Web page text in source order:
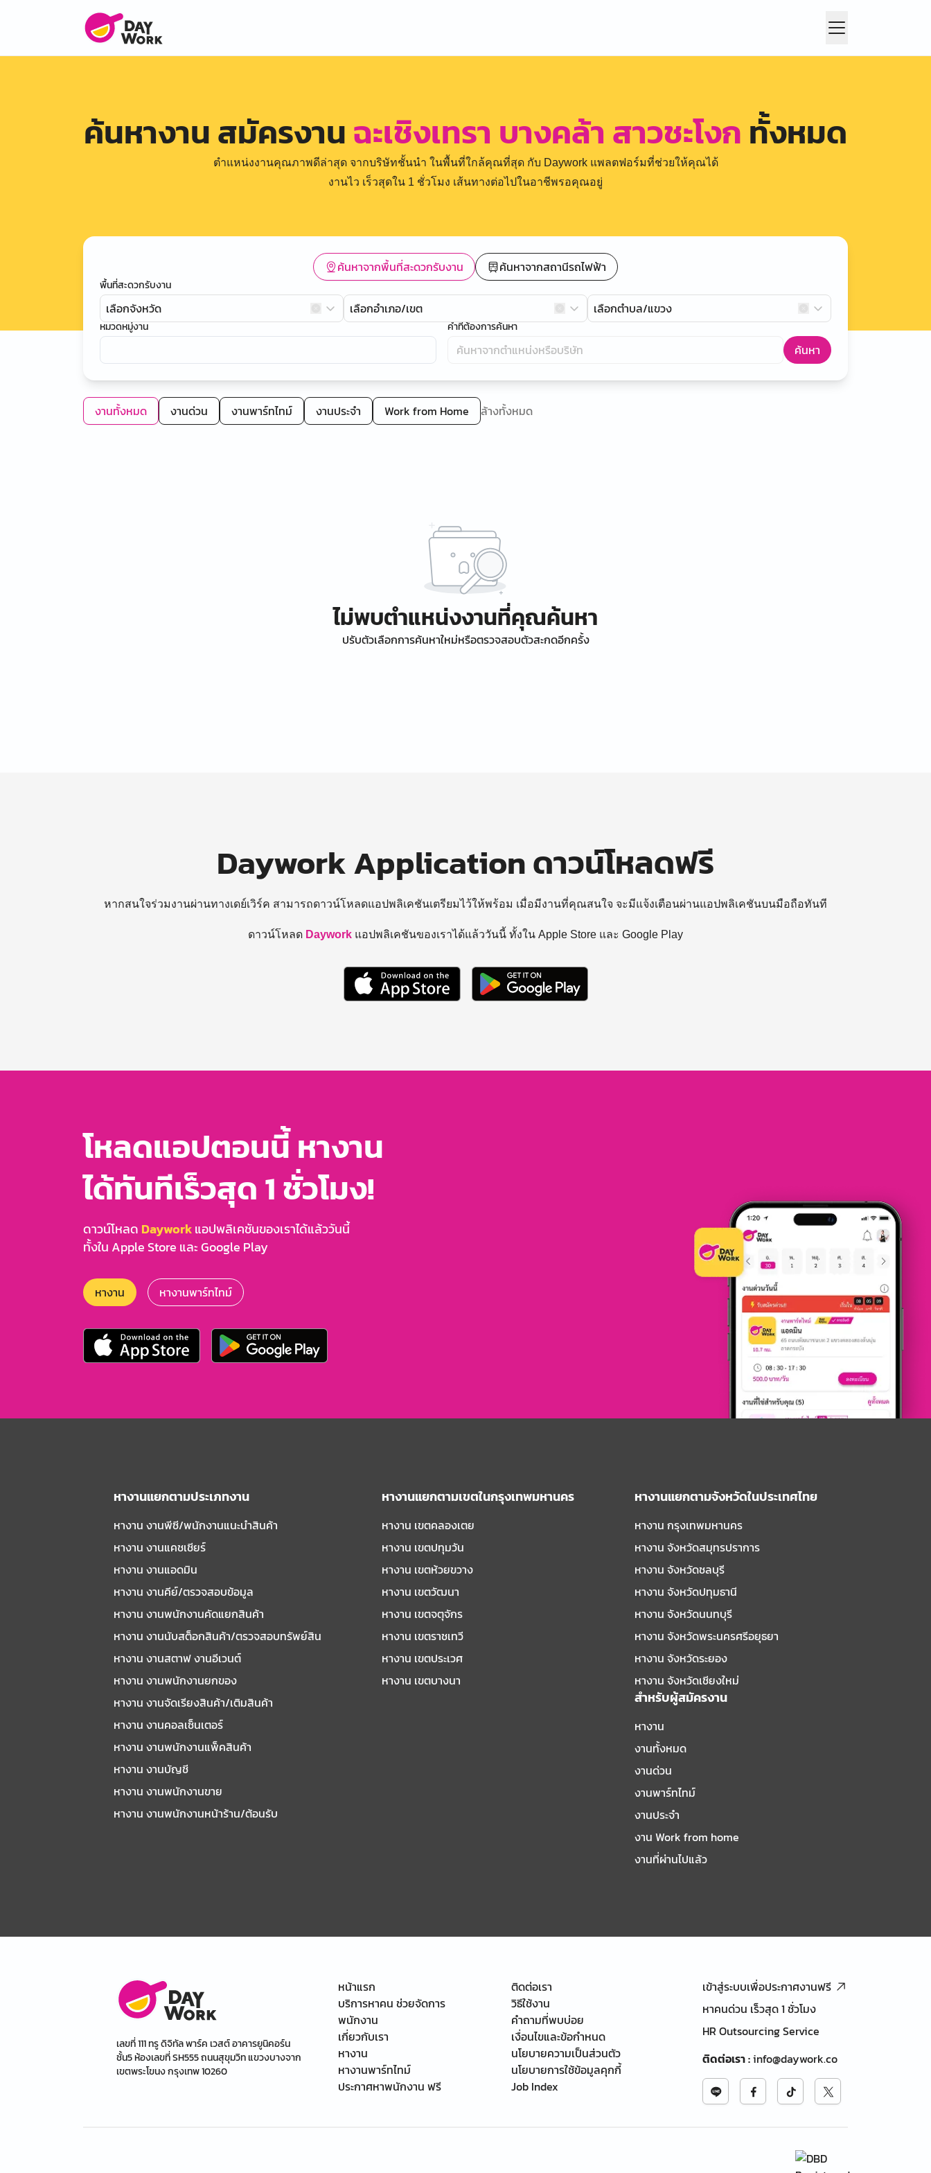
ค้นหางาน สมัครงานฉะเชิงเทรา บางคล้า สาวชะโงก ทั้งหมด
ตำแหน่งงานคุณภาพดีล่าสุด จากบริษัทชั้นนำ ในพื้นที่ใกล้คุณที่สุด กับ Daywork แพลตฟอร์มที่ช่วยให้คุณได้
งานไว เร็วสุดใน 1 ชั่วโมง เส้นทางต่อไปในอาชีพรอคุณอยู่
ค้นหาจากพื้นที่สะดวกรับงาน ค้นหาจากสถานีรถไฟฟ้า
พื้นที่สะดวกรับงาน
เลือกจังหวัด เลือกอำเภอ/เขต เลือกตำบล/แขวง
หมวดหมู่งาน คำที่ต้องการค้นหา
ค้นหา
งานทั้งหมด งานด่วน งานพาร์ทไทม์ งานประจำ Work from Home ล้างทั้งหมด
ไม่พบตำแหน่งงานที่คุณค้นหา
ปรับตัวเลือกการค้นหาใหม่หรือตรวจสอบตัวสะกดอีกครั้ง
Daywork Application ดาวน์โหลดฟรี
หากสนใจร่วมงานผ่านทางเดย์เวิร์ค สามารถดาวน์โหลดแอปพลิเคชันเตรียมไว้ให้พร้อม เมื่อมีงานที่คุณสนใจ จะมีแจ้งเตือนผ่านแอปพลิเคชันบนมือถือทันที
ดาวน์โหลด Daywork แอปพลิเคชันของเราได้แล้ววันนี้ ทั้งใน Apple Store และ Google Play
โหลดแอปตอนนี้ หางาน
ได้ทันทีเร็วสุด 1 ชั่วโมง!
ดาวน์โหลด Dayworkแอปพลิเคชันของเราได้แล้ววันนี้
ทั้งใน Apple Store และ Google Play
หางาน หางานพาร์ทไทม์
หางานแยกตามประเภทงาน
หางาน งานพีซี/พนักงานแนะนําสินค้า
หางาน งานแคชเชียร์
หางาน งานแอดมิน
หางาน งานคีย์/ตรวจสอบข้อมูล
หางาน งานพนักงานคัดแยกสินค้า
หางาน งานนับสต็อกสินค้า/ตรวจสอบทรัพย์สิน
หางาน งานสตาฟ งานอีเวนต์
หางาน งานพนักงานยกของ
หางาน งานจัดเรียงสินค้า/เติมสินค้า
หางาน งานคอลเซ็นเตอร์
หางาน งานพนักงานแพ็คสินค้า
หางาน งานบัญชี
หางาน งานพนักงานขาย
หางาน งานพนักงานหน้าร้าน/ต้อนรับ
หางานแยกตามเขตในกรุงเทพมหานคร
หางาน เขตคลองเตย
หางาน เขตปทุมวัน
หางาน เขตห้วยขวาง
หางาน เขตวัฒนา
หางาน เขตจตุจักร
หางาน เขตราชเทวี
หางาน เขตประเวศ
หางาน เขตบางนา
หางานแยกตามจังหวัดในประเทศไทย
หางาน กรุงเทพมหานคร
หางาน จังหวัดสมุทรปราการ
หางาน จังหวัดชลบุรี
หางาน จังหวัดปทุมธานี
หางาน จังหวัดนนทบุรี
หางาน จังหวัดพระนครศรีอยุธยา
หางาน จังหวัดระยอง
หางาน จังหวัดเชียงใหม่
สำหรับผู้สมัครงาน
หางาน
งานทั้งหมด
งานด่วน
งานพาร์ทไทม์
งานประจำ
งาน Work from home
งานที่ผ่านไปแล้ว
เลขที่ 111 ทรู ดิจิทัล พาร์ค เวสต์ อาคารยูนิคอร์น
ชั้น5 ห้องเลขที่ SH555 ถนนสุขุมวิท แขวงบางจาก
เขตพระโขนง กรุงเทพ 10260
หน้าแรก
บริการหาคน ช่วยจัดการ
พนักงาน
เกี่ยวกับเรา
หางาน
หางานพาร์ทไทม์
ประกาศหาพนักงาน ฟรี
ติดต่อเรา
วิธีใช้งาน
คำถามที่พบบ่อย
เงื่อนไขและข้อกำหนด
นโยบายความเป็นส่วนตัว
นโยบายการใช้ข้อมูลคุกกี้
Job Index
เข้าสู่ระบบเพื่อประกาศงานฟรี
หาคนด่วน เร็วสุด 1 ชั่วโมง
HR Outsourcing Service
ติดต่อเรา:info@daywork.co